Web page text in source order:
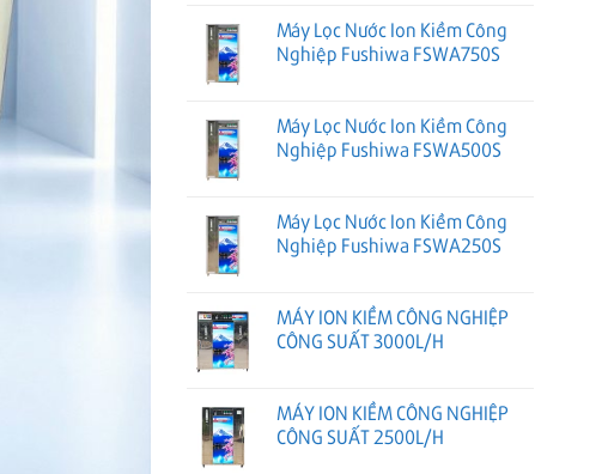
Máy Lọc Nước Ion Kiềm Công
Nghiệp Fushiwa FSWA750S
Máy Lọc Nước Ion Kiềm Công
Nghiệp Fushiwa FSWA500S
Máy Lọc Nước Ion Kiềm Công
Nghiệp Fushiwa FSWA250S
MÁY ION KIỀM CÔNG NGHIỆP
CÔNG SUẤT 3000L/H
MÁY ION KIỀM CÔNG NGHIỆP
CÔNG SUẤT 2500L/H